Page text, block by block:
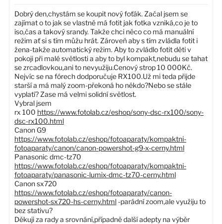
Dobrý den,chystám se koupit nový foťák. Začal jsem se
zajímat o to jak se vlastně má fotit jak fotka vzniká,co je to
iso,čas a takový srandy. Takže chci něco co má manuální
režim ať si s tím můžu hrát. Zároveň aby s tím zvládla fotit i
žena-takže automatický režim. Aby to zvládlo fotit děti v
pokoji při malé světlosti a aby to byl kompakt,nebudu se tahat
se zrcadlovkou,ani to nevyužiju.Cenový strop 10 000Kč.
Nejvíc se na fórech dodporučuje RX100.Už mi teda přijde
starší a má malý zoom-překoná ho někdo?Nebo se stále
vyplatí? Zase má velmi solidní světlost.
Vybral jsem
rx 100 https://www.fotolab.cz/eshop/sony-dsc-rx100/sony-
dsc-rx100.html
Canon G9
https://www.fotolab.cz/eshop/fotoaparaty/kompaktni-
fotoaparaty/canon/canon-powershot-g9-x-cerny.html
Panasonic dmc-tz70
https://www.fotolab.cz/eshop/fotoaparaty/kompaktni-
fotoaparaty/panasonic-lumix-dmc-tz70-cerny.html
Canon sx720
https://www.fotolab.cz/eshop/fotoaparaty/canon-
powershot-sx720-hs-cerny.html-parádní zoom,ale využiju to
bez stativu?
Děkuji za rady a srovnání,případně další adepty na výběr